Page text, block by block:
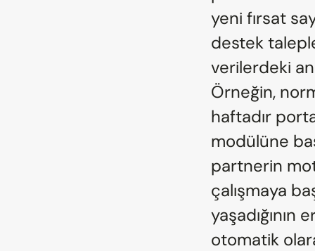
yeni fırsat
destek
verilerdeki
Örneğin,
haftadır
modülüne
partnerin
çalışmaya
otomatik